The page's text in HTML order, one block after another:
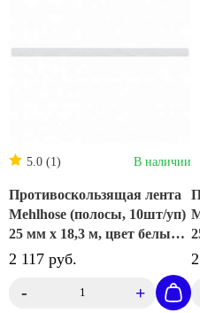
5.0 (1) В наличии
Противоскользящая лента
Mehlhose (полосы, 10шт/уп)
25 мм х 18,3 м, цвет белый,
M3TV100252
2 117 руб.
- +